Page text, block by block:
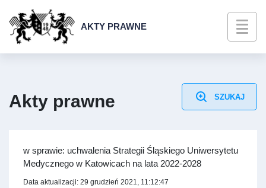
AKTY PRAWNE
SZUKAJ
Akty prawne
w sprawie: uchwalenia Strategii Śląskiego Uniwersytetu
Medycznego w Katowicach na lata 2022-2028
Data aktualizacji: 29 grudzień 2021, 11:12:47